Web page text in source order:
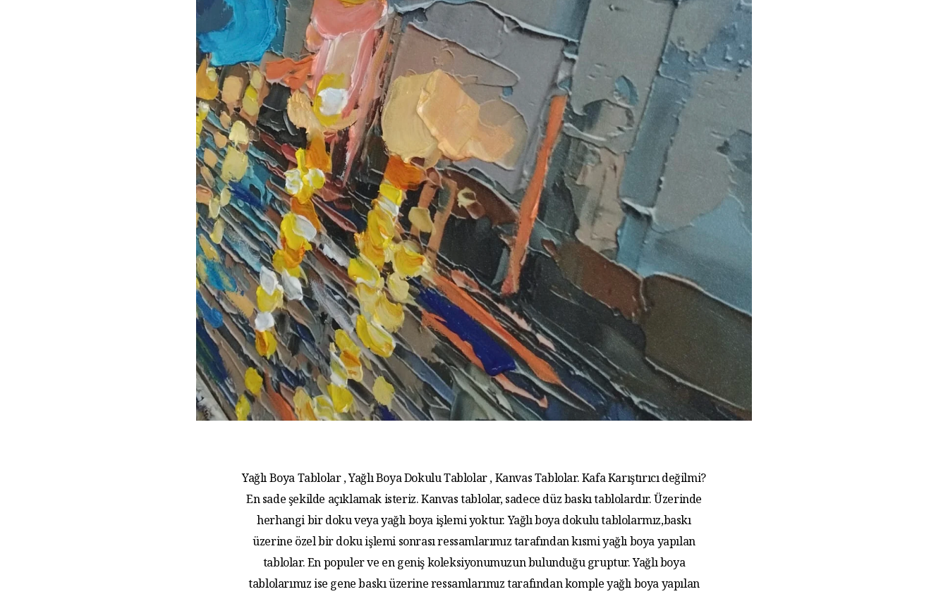
Yağlı Boya Tablolar , Yağlı Boya Dokulu Tablolar , Kanvas Tablolar. Kafa Karıştırıcı değilmi?
En sade şekilde açıklamak isteriz. Kanvas tablolar, sadece düz baskı tablolardır. Üzerinde
herhangi bir doku veya yağlı boya işlemi yoktur. Yağlı boya dokulu tablolarmız,baskı
üzerine özel bir doku işlemi sonrası ressamlarımız tarafından kısmi yağlı boya yapılan
tablolar. En populer ve en geniş koleksiyonumuzun bulunduğu gruptur. Yağlı boya
tablolarımız ise gene baskı üzerine ressamlarımız tarafından komple yağlı boya yapılan